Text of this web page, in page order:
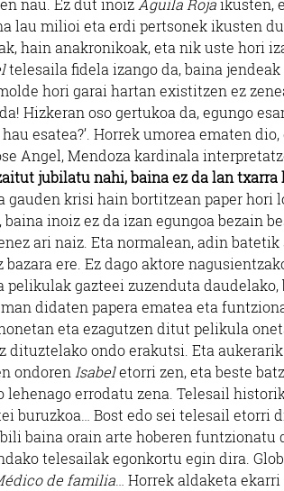
nau. Ez dut inoiz Aguila Rojaikusten,
lau milioi eta erdi pertsonek ikusten
hain anakronikoak, eta nik uste hori
telesaila fidela izango da, baina jendeak
hori garai hartan existitzen ez
Hizkeran oso gertukoa da, egungo
esatea?’. Horrek umorea ematen
Angel, Mendoza kardinala
jubilatu nahi, baina ez da lan txarra
gauden krisi hain bortitzean paper hori
inoiz ez da izan egungoa bezain
ari naiz. Eta normalean, adin
bazara ere. Ez dago aktore
pelikulak gazteei zuzenduta
didaten papera ematea eta
eta ezagutzen ditut pelikula
dituztelako ondo erakutsi. Eta aukerarik
ondoren Isabeletorri zen, eta beste
lehenago errodatu zena. Telesail
buruzkoa… Bost edo sei telesail etorri
baina orain arte hoberen funtzionatu
telesailak egonkortu egin dira.
de familia … Horrek aldaketa